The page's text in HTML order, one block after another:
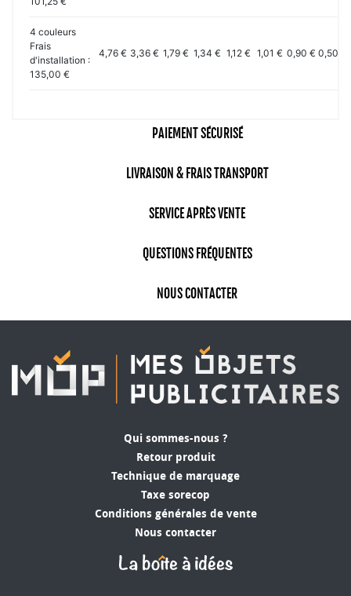
4 couleurs
Frais
d'installation :
135,00 €
4,76 € 3,36 € 1,79 € 1,34 € 1,12 € 1,01 € 0,90 € 0,50 €
PAIEMENT SÉCURISÉ
LIVRAISON & FRAIS TRANSPORT
SERVICE APRÈS VENTE
QUESTIONS FRÉQUENTES
NOUS CONTACTER
Qui sommes-nous ?
Retour produit
Technique de marquage
Taxe sorecop
Conditions générales de vente
Nous contacter